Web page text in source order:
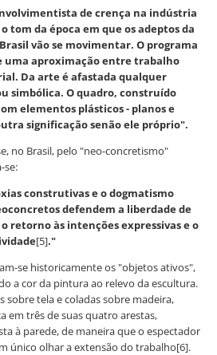
de crença na indústria
tom da época em que os adeptos da
vão se movimentar. O programa
uma aproximação entre trabalho
Da arte é afastada qualquer
simbólica. O quadro, construído
elementos plásticos - planos e
significação senão ele próprio".
no Brasil, pelo "neo-concretismo"
se:
construtivas e o dogmatismo
defendem a liberdade de
retorno às intenções expressivas e o
[5]."
se historicamente os "objetos ativos",
a cor da pintura ao relevo da escultura.
sobre tela e coladas sobre madeira,
em três de suas quatro arestas,
à parede, de maneira que o espectador
único olhar a extensão do trabalho[6].